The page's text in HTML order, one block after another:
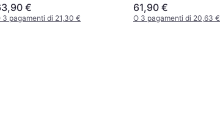
€
3 pagamenti di 21,30 €
61,90 €
O 3 pagamenti di 20,63 €